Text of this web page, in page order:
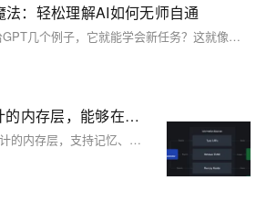
法：轻松理解AI如何无师自通
你有没有想过，为什么给GPT几个例子，它就能学会新任务？这就像魔法一样！本文用轻松幽默的方式解密上下文学习的原理，通过「智能客服训练」场景，带你理解AI如何像人类一样从示例中学习，无需额外训练就能掌握新技能。
一种专为AI代理设计的内存层，能够在交互过程中记忆、学习和进化
Mem0 是专为 AI 代理设计的内存层，支持记忆、学习与进化。提供多种记忆类型，可快速集成，适用于开源与托管场景，助力 AI 代理高效交互与成长。